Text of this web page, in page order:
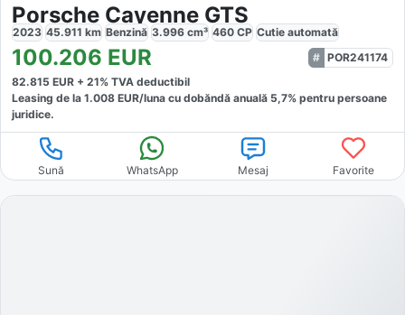
Porsche Cayenne GTS
2023 45.911 km Benzină 3.996 cm³ 460 CP Cutie automată
100.206 EUR
POR241174
82.815 EUR + 21% TVA deductibil
Leasing de la 1.008 EUR/luna cu dobăndă anuală 5,7% pentru persoane
juridice.
Sună WhatsApp Mesaj Favorite